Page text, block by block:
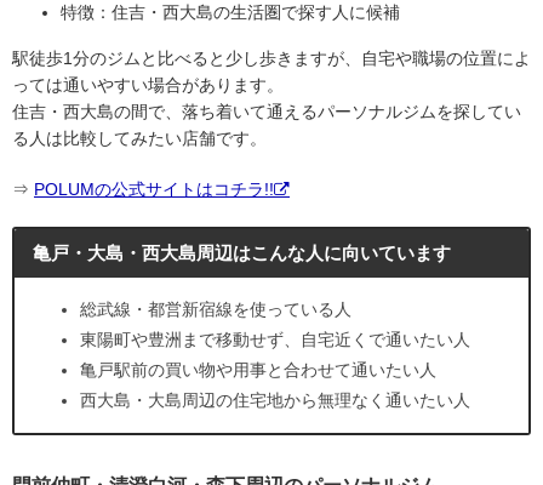
特徴：住吉・西大島の生活圏で探す人に候補
駅徒歩1分のジムと比べると少し歩きますが、自宅や職場の位置によ
っては通いやすい場合があります。
住吉・西大島の間で、落ち着いて通えるパーソナルジムを探してい
る人は比較してみたい店舗です。
⇒ POLUMの公式サイトはコチラ!!
亀戸・大島・西大島周辺はこんな人に向いています
総武線・都営新宿線を使っている人
東陽町や豊洲まで移動せず、自宅近くで通いたい人
亀戸駅前の買い物や用事と合わせて通いたい人
西大島・大島周辺の住宅地から無理なく通いたい人